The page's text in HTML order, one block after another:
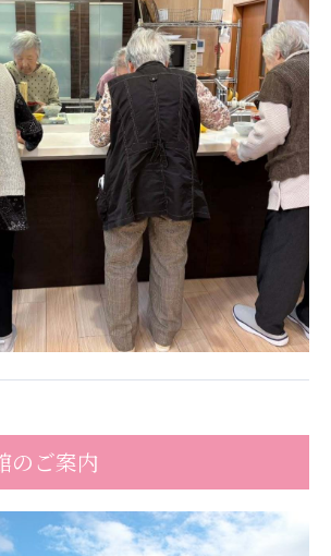
株式会社 G.com R＆M
咨询有限公司
詢有限公司
International
ンボジア日本友好共生クヴ
技術教育センター
のご案内